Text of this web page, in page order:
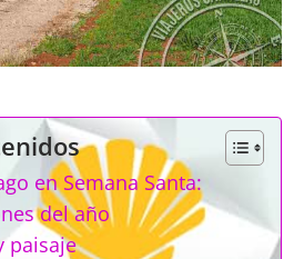
en Semana Santa:
del año
paisaje